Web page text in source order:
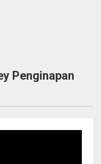
Penginapan